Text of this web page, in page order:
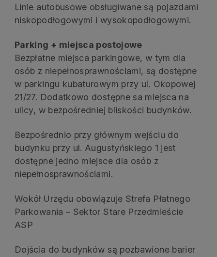
Linie autobusowe obsługiwane są pojazdami
niskopodłogowymi i wysokopodłogowymi.
Parking + miejsca postojowe
Bezpłatne miejsca parkingowe, w tym dla
osób z niepełnosprawnościami, są dostępne
w parkingu kubaturowym przy ul. Okopowej
21/27. Dodatkowo dostępne sa miejsca na
ulicy, w bezpośredniej bliskości budynków.
Bezpośrednio przy głównym wejściu do
budynku przy ul. Augustyńskiego 1 jest
dostępne jedno miejsce dla osób z
niepełnosprawnościami.
Wokół Urzędu obowiązuje Strefa Płatnego
Parkowania – Sektor Stare Przedmieście
ASP
Dojścia do budynków są pozbawione barier